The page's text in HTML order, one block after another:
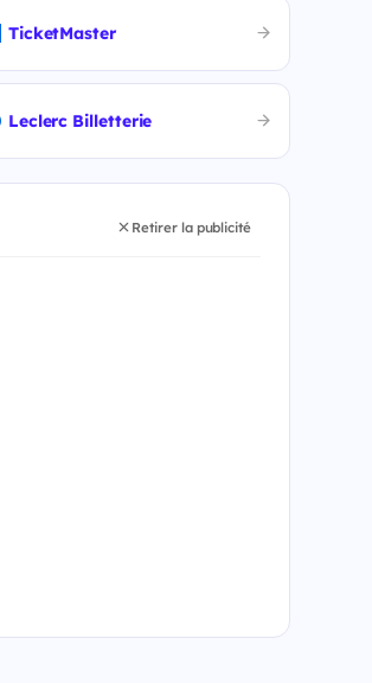
TicketMaster
Leclerc Billetterie
Retirer la publicité